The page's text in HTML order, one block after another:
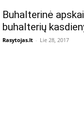
Buhalterinė
buhalterių
Rasytojas.lt - Lie 28, 2017